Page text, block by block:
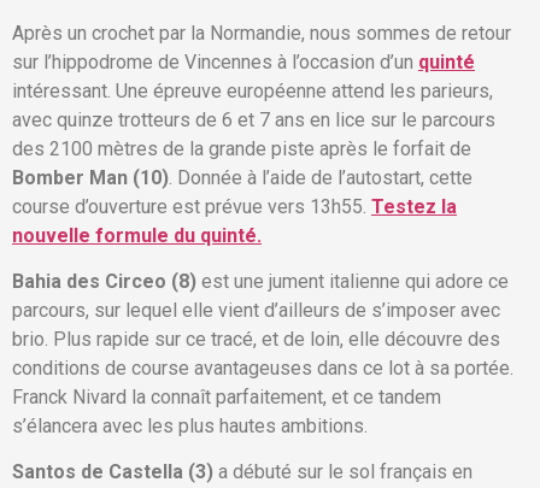
Après un crochet par la Normandie, nous sommes de retour
sur l’hippodrome de Vincennes à l’occasion d’un quinté
intéressant. Une épreuve européenne attend les parieurs,
avec quinze trotteurs de 6 et 7 ans en lice sur le parcours
des 2100 mètres de la grande piste après le forfait de
Bomber Man (10) . Donnée à l’aide de l’autostart, cette
course d’ouverture est prévue vers 13h55. Testez la
nouvelle formule du quinté.
Bahia des Circeo (8) est une jument italienne qui adore ce
parcours, sur lequel elle vient d’ailleurs de s’imposer avec
brio. Plus rapide sur ce tracé, et de loin, elle découvre des
conditions de course avantageuses dans ce lot à sa portée.
Franck Nivard la connaît parfaitement, et ce tandem
s’élancera avec les plus hautes ambitions.
Santos de Castella (3) a débuté sur le sol français en